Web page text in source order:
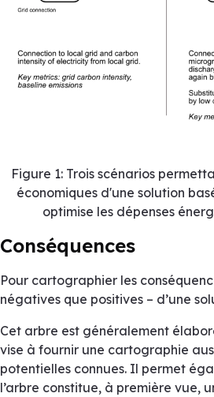
Figure 1: Trois scénarios
économiques d'une solution
optimise les dépenses
Conséquences
Pour cartographier les
négatives que positives – d’une
Cet arbre est généralement
vise à fournir une cartographie
potentielles connues. Il permet
l’arbre constitue, à première vue,